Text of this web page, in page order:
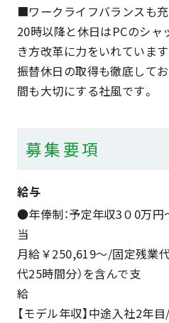
■ワークライフバランスも
20時以降と休日はPCのシャ
き方改革に力をいれています
振替休日の取得も徹底して
間も大切にする社風です。
募集要項
給与
●年俸制：予定年収3０0万
月給￥250,619～/固定残業
代25時間分）を含んで支
【モデル年収】中途入社2年